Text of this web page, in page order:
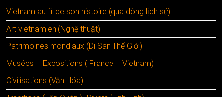
Vietnam au fil de son histoire (qua dòng lịch sử)
Art vietnamien (Nghệ thuật)
Patrimoines mondiaux (Di Sãn Thế Giới)
Musées – Expositions ( France – Vietnam)
Civilisations (Văn Hóa)